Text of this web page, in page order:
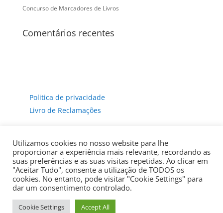
Concurso de Marcadores de Livros
Comentários recentes
Politica de privacidade
Livro de Reclamações
Utilizamos cookies no nosso website para lhe
proporcionar a experiência mais relevante, recordando as
suas preferências e as suas visitas repetidas. Ao clicar em
"Aceitar Tudo", consente a utilização de TODOS os
cookies. No entanto, pode visitar "Cookie Settings" para
dar um consentimento controlado.
Cookie Settings Accept All